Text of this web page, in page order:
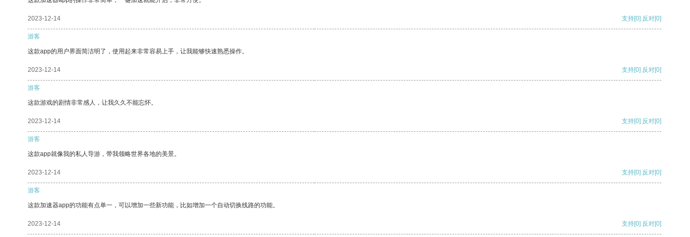
2023-12-14 支持[0] 反对[0]
游客
这款app的用户界面简洁明了，使用起来非常容易上手，让我能够快速熟悉操作。
2023-12-14 支持[0] 反对[0]
游客
这款游戏的剧情非常感人，让我久久不能忘怀。
2023-12-14 支持[0] 反对[0]
游客
这款app就像我的私人导游，带我领略世界各地的美景。
2023-12-14 支持[0] 反对[0]
游客
这款加速器app的功能有点单一，可以增加一些新功能，比如增加一个自动切换线路的功能。
2023-12-14 支持[0] 反对[0]